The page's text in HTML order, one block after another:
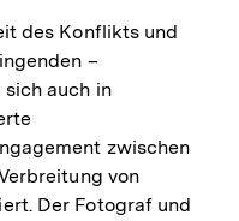
des Konflikts und
–
auch in
zwischen
von
Der Fotograf und